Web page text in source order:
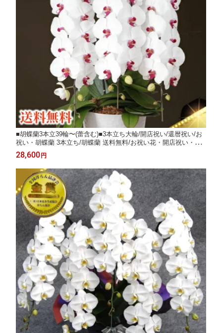
■胡蝶蘭3本立39輪〜(蕾含む)■3本立ち大輪/開店祝い/還暦祝い/お
祝い・胡蝶蘭 3本立ち/胡蝶蘭 送料無料/お祝い花・開店祝い・お
祝い花・お供え花・ 【ラン・胡蝶蘭】胡蝶蘭 お祝い・お祝い返
し・還暦・喜寿・米寿/赤白 竣工式落成式 お歳暮株主総会はな
やか正月
28,600 円